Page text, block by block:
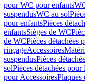
pour WC pour enfants
suspendusWC au sol
pour enfantsPièces
enfantsSièges de WC
de WCPièces détachées
rinçageAccessoires
suspendusPièces
solPièces détachées
pour AccessoiresPlaques